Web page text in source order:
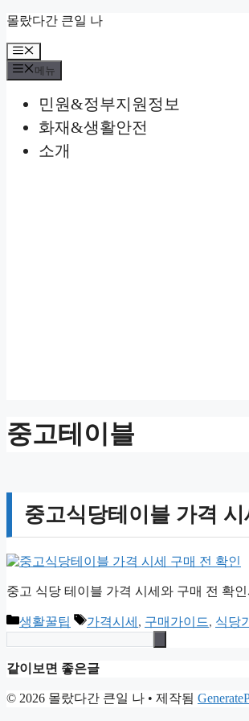
컨
츠
로
몰랐다간 큰일 나
메
뉴
메뉴
민원&정부지원정보
화재&생활안전
소개
중고테이블
중고식당테이블 가격
중고 식당 테이블 가격 시세와 구매 전 확
카
테
리
생활꿀팁
태
그
가격시세 , 구매가이드, 식당
같이보면 좋은글
© 2026 몰랐다간 큰일 나 • 제작됨